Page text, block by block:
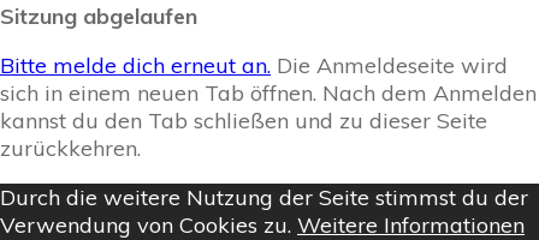
Sitzung abgelaufen
Bitte melde dich erneut an. Die Anmeldeseite wird
sich in einem neuen Tab öffnen. Nach dem Anmelden
kannst du den Tab schließen und zu dieser Seite
zurückkehren.
Durch die weitere Nutzung der Seite stimmst du der
Verwendung von Cookies zu. Weitere Informationen